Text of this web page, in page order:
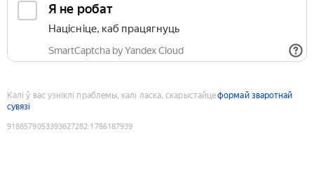
Я не робат
Націсніце, каб працягнуць
SmartCaptcha by Yandex Cloud
Калі ў вас узніклі праблемы, калі ласка, скарыстайцеформай зваротнай
сувязі
9188579053393627282:1786187939